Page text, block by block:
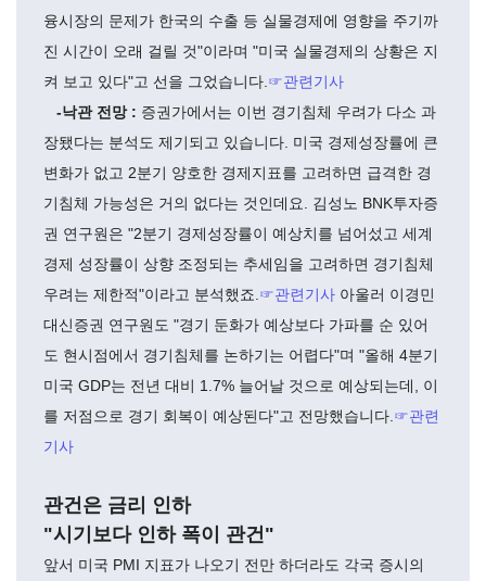
융시장의 문제가 한국의 수출 등 실물경제에 영향을 주기까
진 시간이 오래 걸릴 것"이라며 "미국 실물경제의 상황은 지
켜 보고 있다"고 선을 그었습니다. ☞관련기사
-낙관 전망 : 증권가에서는 이번 경기침체 우려가 다소 과
장됐다는 분석도 제기되고 있습니다. 미국 경제성장률에 큰
변화가 없고 2분기 양호한 경제지표를 고려하면 급격한 경
기침체 가능성은 거의 없다는 것인데요. 김성노 BNK투자증
권 연구원은 "2분기 경제성장률이 예상치를 넘어섰고 세계
경제 성장률이 상향 조정되는 추세임을 고려하면 경기침체
우려는 제한적"이라고 분석했죠. ☞관련기사 아울러 이경민
대신증권 연구원도 "경기 둔화가 예상보다 가파를 순 있어
도 현시점에서 경기침체를 논하기는 어렵다"며 "올해 4분기
미국 GDP는 전년 대비 1.7% 늘어날 것으로 예상되는데, 이
를 저점으로 경기 회복이 예상된다"고 전망했습니다. ☞관련
기사
관건은 금리 인하
"시기보다 인하 폭이 관건"
앞서 미국 PMI 지표가 나오기 전만 하더라도 각국 증시의